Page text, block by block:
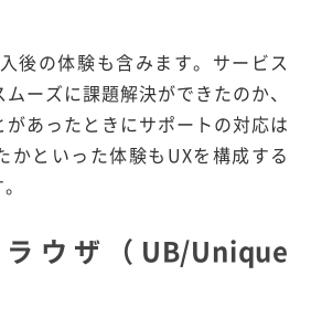
後の体験も含みます。サービス
ーズに課題解決ができたのか、
があったときにサポートの対応は
かといった体験もUXを構成する
ウザ（UB/Unique